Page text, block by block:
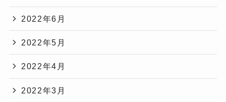
2022年6月
2022年5月
2022年4月
2022年3月